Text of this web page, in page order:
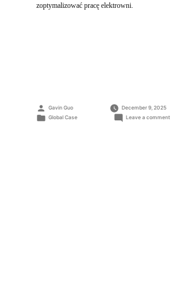
zoptymalizować pracę elektrowni.
Posted
by
Gavin Guo
December 9, 2025
Posted
Global Case Leave a commenton